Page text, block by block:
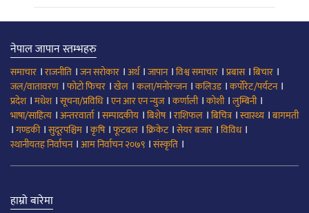
नेपाल जापान स्तम्भहरु
समाचार ।राजनीति ।जन सरोकार ।अर्थ।जापान।विश्व समाचार ।प्रबास।बिचार ।
जल/वातावरण ।फोटो फिचर ।खेल ।कला/मनोरन्जन।कलिउड।कर्पोरेट/पर्यटन।
प्रदेश।मधेश।सूचना/प्रविधि।एन आर एन न्युज।कर्णाली।कोशी।लुम्बिनी।
भाषा/साहित्य ।अन्तरवार्ता।सम्पादकीय ।बिशेष।राशिफल ।बिचित्र।स्वास्थ्य ।बागमती
।गण्डकी।सुदूरपश्चिम ।कृषि।फूटबल ।क्रिकेट।सेयर बजार ।विविध।
स्थानीयतह निर्वाचन।आम निर्वाचन २०७९ ।संस्कृति ।
हाम्रो बारेमा